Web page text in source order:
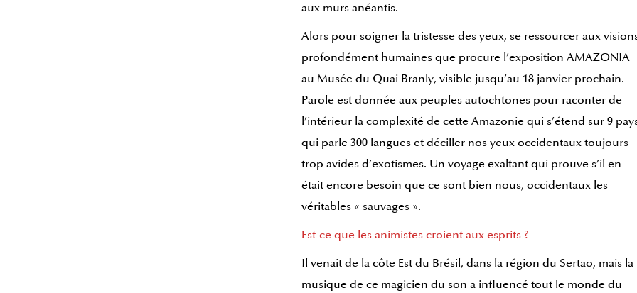
aux murs anéantis.
Alors pour soigner la tristesse des yeux, se ressourcer aux
profondément humaines que procure l’exposition AMAZONIA
au Musée du Quai Branly, visible jusqu’au 18 janvier prochain.
Parole est donnée aux peuples autochtones pour raconter de
l’intérieur la complexité de cette Amazonie qui s’étend sur 9
qui parle 300 langues et déciller nos yeux occidentaux toujours
trop avides d’exotismes. Un voyage exaltant qui prouve s’il en
était encore besoin que ce sont bien nous, occidentaux les
véritables « sauvages ».
Est-ce que les animistes croient aux esprits ?
Il venait de la côte Est du Brésil, dans la région du Sertao, mais la
musique de ce magicien du son a influencé tout le monde du